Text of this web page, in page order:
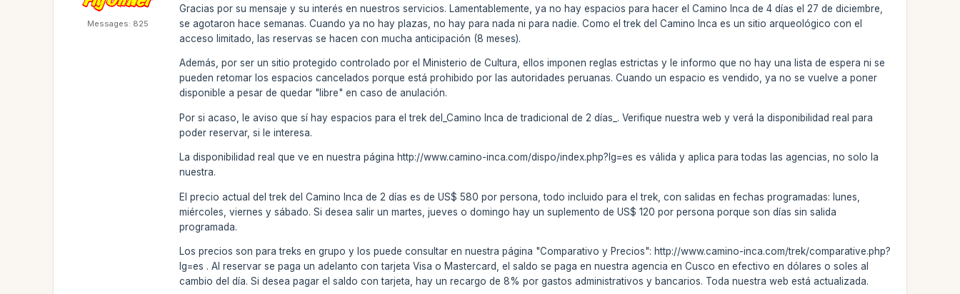
Messages: 825
Gracias por su mensaje y su interés en nuestros servicios. Lamentablemente, ya no hay espacios para hacer el Camino Inca de 4 días el 27 de diciembre,
se agotaron hace semanas. Cuando ya no hay plazas, no hay para nada ni para nadie. Como el trek del Camino Inca es un sitio arqueológico con el
acceso limitado, las reservas se hacen con mucha anticipación (8 meses).
Además, por ser un sitio protegido controlado por el Ministerio de Cultura, ellos imponen reglas estrictas y le informo que no hay una lista de espera ni se
pueden retomar los espacios cancelados porque está prohibido por las autoridades peruanas. Cuando un espacio es vendido, ya no se vuelve a poner
disponible a pesar de quedar "libre" en caso de anulación.
Por si acaso, le aviso que sí hay espacios para el trek del_Camino Inca de tradicional de 2 días_. Verifique nuestra web y verá la disponibilidad real para
poder reservar, si le interesa.
La disponibilidad real que ve en nuestra página http://www.camino-inca.com/dispo/index.php?lg=es es válida y aplica para todas las agencias, no solo la
nuestra.
El precio actual del trek del Camino Inca de 2 días es de US$ 580 por persona, todo incluido para el trek, con salidas en fechas programadas: lunes,
miércoles, viernes y sábado. Si desea salir un martes, jueves o domingo hay un suplemento de US$ 120 por persona porque son días sin salida
programada.
Los precios son para treks en grupo y los puede consultar en nuestra página "Comparativo y Precios": http://www.camino-inca.com/trek/comparative.php?
lg=es . Al reservar se paga un adelanto con tarjeta Visa o Mastercard, el saldo se paga en nuestra agencia en Cusco en efectivo en dólares o soles al
cambio del día. Si desea pagar el saldo con tarjeta, hay un recargo de 8% por gastos administrativos y bancarios. Toda nuestra web está actualizada.